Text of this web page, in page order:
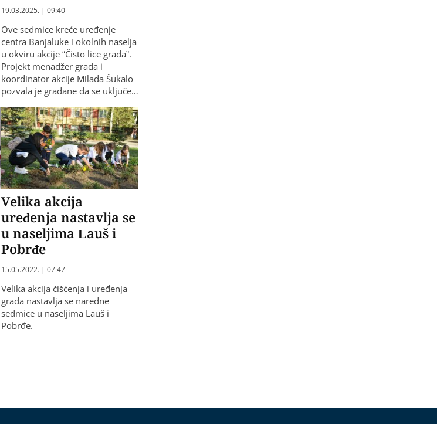
19.03.2025. | 09:40
Ove sedmice kreće uređenje
centra Banjaluke i okolnih naselja
u okviru akcije “Čisto lice grada”.
Projekt menadžer grada i
koordinator akcije Milada Šukalo
pozvala je građane da se uključe…
Velika akcija
uređenja nastavlja se
u naseljima Lauš i
Pobrđe
15.05.2022. | 07:47
Velika akcija čišćenja i uređenja
grada nastavlja se naredne
sedmice u naseljima Lauš i
Pobrđe.